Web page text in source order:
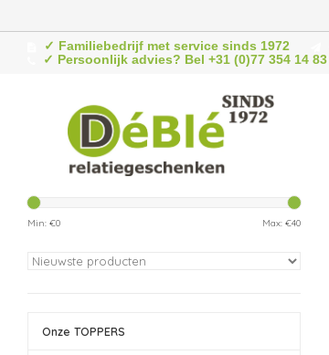
✓ Familiebedrijf met service sinds 1972
✓ Persoonlijk advies? Bel +31 (0)77 354 14 83
Min: €0 Max: €40
Onze TOPPERS